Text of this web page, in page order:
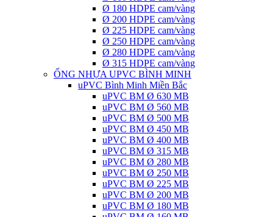
Ø 180 HDPE cam/vàng
Ø 200 HDPE cam/vàng
Ø 225 HDPE cam/vàng
Ø 250 HDPE cam/vàng
Ø 280 HDPE cam/vàng
Ø 315 HDPE cam/vàng
ỐNG NHỰA UPVC BÌNH MINH
uPVC Bình Minh Miền Bắc
uPVC BM Ø 630 MB
uPVC BM Ø 560 MB
uPVC BM Ø 500 MB
uPVC BM Ø 450 MB
uPVC BM Ø 400 MB
uPVC BM Ø 315 MB
uPVC BM Ø 280 MB
uPVC BM Ø 250 MB
uPVC BM Ø 225 MB
uPVC BM Ø 200 MB
uPVC BM Ø 180 MB